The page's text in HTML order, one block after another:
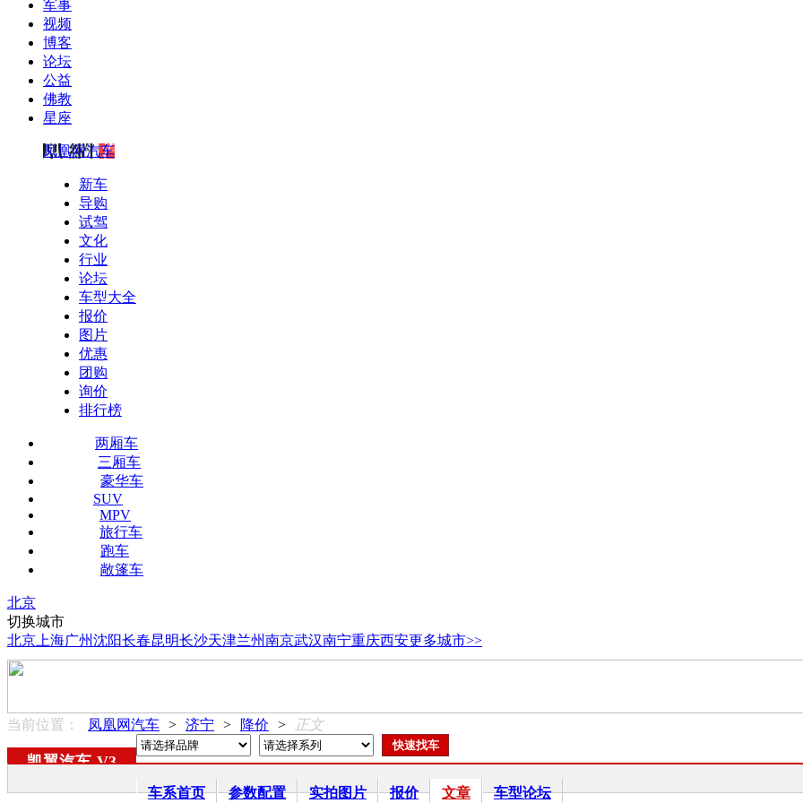
军事
视频
博客
论坛
公益
佛教
星座
凤凰网汽车
新车
导购
试驾
文化
行业
论坛
车型大全
报价
图片
优惠
团购
询价
排行榜
两厢车
三厢车
豪华车
SUV
MPV
旅行车
跑车
敞篷车
北京
切换城市
北京 上海广州沈阳长春昆明长沙天津兰州南京武汉南宁重庆西安更多城市>>
当前位置： 凤凰网汽车 > 济宁 > 降价 > 正文
凯翼汽车-V3
车系首页 参数配置 实拍图片 报价 文章 车型论坛